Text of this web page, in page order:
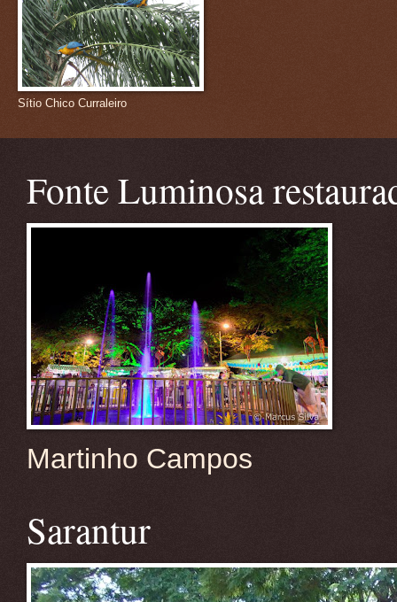
Sítio Chico Curraleiro
Fonte Luminosa
Martinho Campos
Sarantur